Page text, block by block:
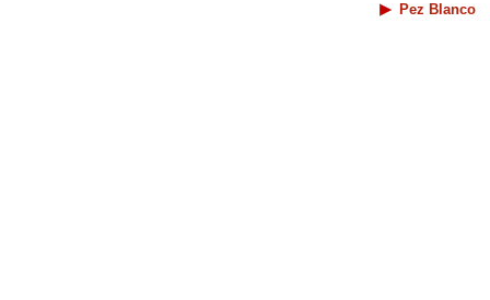
Pez Blanco